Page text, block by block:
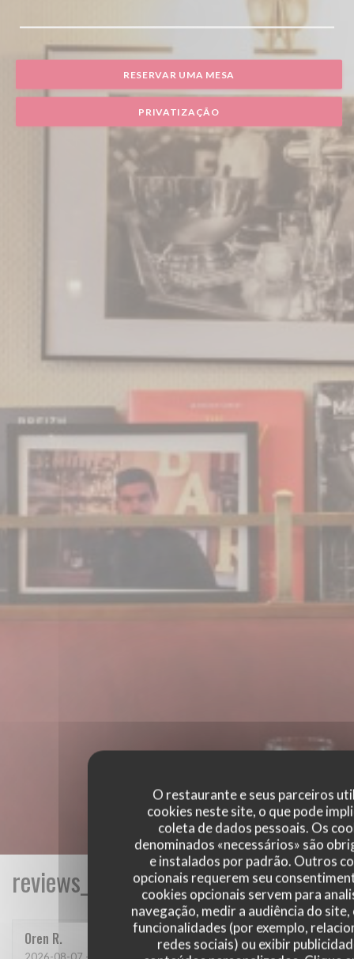
O restaurante e seus parceiros
cookies neste site, o que pode
coleta de dados pessoais. Os
denominados «necessários» são
e instalados por padrão. Outros
opcionais requerem seu
cookies opcionais servem para
navegação, medir a audiência do
funcionalidades (por exemplo,
redes sociais) ou exibir
RESERVAR UMA MESA
PRIVATIZAÇÃO
Oren R